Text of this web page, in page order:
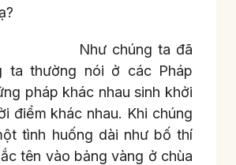
Như chúng ta đã
ta thường nói ở các Pháp
pháp khác nhau sinh khởi
điểm khác nhau. Khi chúng
tình huống dài như bố thí
tên vào bảng vàng ở chùa